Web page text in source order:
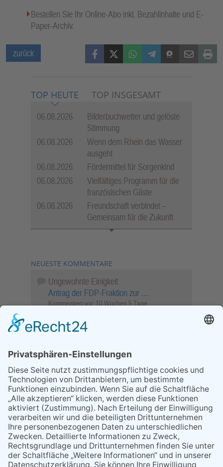
Bestellen Sie Ihr Online-Abo inkl. Bezahlinhalte und E-
Paper-Archiv.
zurück FacebookX (Twitter)WhatsAppTelegramThreemaMail Print
TOP HEUTE TOP INSGESAMT
06.08.2026
Bilderbuchwetter und gelöste
Stimmung
06.08.2026
Wenn dem Rhein das Wasser
ausgeht
06.08.2026
Fördermittel für Sorgenkind
06.08.2026
Vielfältiges Programm für die
französischen Gäste
06.08.2026
Freundschaft verbindet –
Gemeinsam für die Zukunft
NEUESTE KOMMENTARE
Ungewohnte Einigkeit
Antrag der FDP-Fraktion zur …
Kommentiert vor: 10 Wochen 5 Tage
Objekt …
Kommentiert vor: 25 Wochen 6 Tage
Sperrung für Wassersportler schlägt hohe
Wellen
Sperrung der Stillgewässer
Kommentiert vor:1 Jahr 50 Wochen
Literarischer Rückblick
Alte Schule
Kommentiert vor:3 Jahre 18 Wochen
Abschaltung der Straßenbeleuchtung
Abschaltung der Strassenbeleuchtung
Kommentiert vor:3 Jahre 29 Wochen